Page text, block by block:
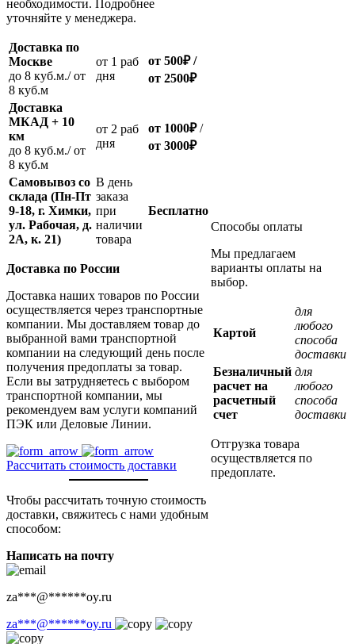
необходимости. Подробнее
уточняйте у менеджера.
Доставка по
Москве
до 8 куб.м./ от
8 куб.м
oт 1 раб
дня
от 500₽/
от 2500₽
Доставка
МКАД + 10
км
до 8 куб.м./ от
8 куб.м
oт 2 раб
дня
от 1000₽/
от 3000₽
Самовывоз со
склада (Пн-Пт
9-18, г. Химки,
ул. Рабочая, д.
2А, к. 21)
В день
заказа
при
наличии
товара
Бесплатно
Доставка по России
Доставка наших товаров по России
осуществляется через транспортные
компании. Мы доставляем товар до
выбранной вами транспортной
компании на следующий день после
получения предоплаты за товар.
Если вы затрудняетесь с выбором
транспортной компании, мы
рекомендуем вам услуги компаний
ПЭК или Деловые Линии.
Рассчитать стоимость доставки
Чтобы рассчитать точную стоимость
доставки, свяжитесь с нами удобным
способом:
Написать на почту
za***@******oy.ru
za***@******oy.ru
Способы оплаты
Мы предлагаем
варианты оплаты на
выбор.
Картой
для
любого
способа
доставки
Безналичный
расчет на
расчетный
счет
для
любого
способа
доставки
Отгрузка товара
осуществляется по
предоплате.